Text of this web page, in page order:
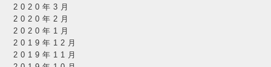
2020年3月
2020年2月
2020年1月
2019年12月
2019年11月